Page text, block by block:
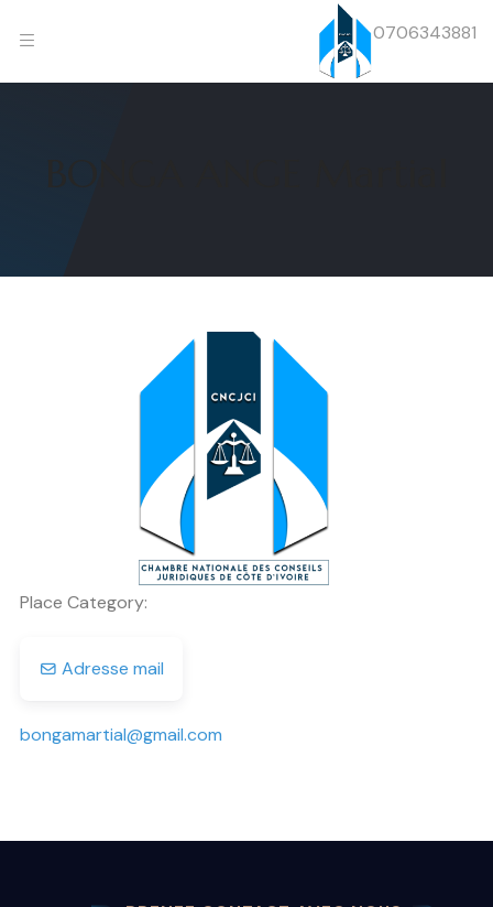
0706343881
Place Category:
Adresse mail
bongamartial@gmail.com